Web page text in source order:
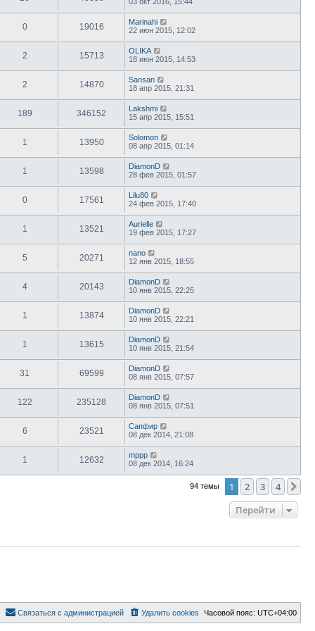
0 19016
Marinahi
22 июн 2015, 12:02
2 15713
OLIKA
18 июн 2015, 14:53
2 14870
Sansan
18 апр 2015, 21:31
189 346152
Lakshmi
15 апр 2015, 15:51
1 13950
Solomon
08 апр 2015, 01:14
1 13598
DiamonD
28 фев 2015, 01:57
0 17561
Lilu80
24 фев 2015, 17:40
1 13521
Aurielle
19 фев 2015, 17:27
5 20271
nano
12 янв 2015, 18:55
4 20143
DiamonD
10 янв 2015, 22:25
1 13874
DiamonD
10 янв 2015, 22:21
1 13615
DiamonD
10 янв 2015, 21:54
31 69599
DiamonD
08 янв 2015, 07:57
122 235128
DiamonD
08 янв 2015, 07:51
6 23521
Сапфир
08 дек 2014, 21:08
1 12632
mppp
08 дек 2014, 16:24
94 темы 1 2 3 4
Перейти
Часовой пояс: UTC+04:00
Удалить cookies
Связаться с администрацией